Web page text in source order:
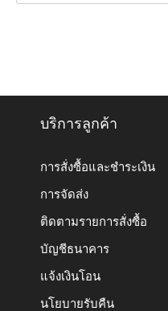
บริการลูกค้า
การสั่งซื้อและชำระเงิน
การจัดส่ง
ติดตามรายการสั่งซื้อ
บัญชีธนาคาร
แจ้งเงินโอน
นโยบายรับคืน